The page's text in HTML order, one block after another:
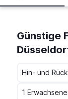
Günstige
Hin- und
1